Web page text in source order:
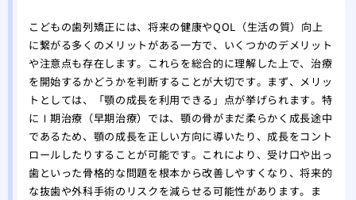
こどもの歯列矯正には、将来の健康やQOL（生活の質）向上
に繋がる多くのメリットがある一方で、いくつかのデメリット
や注意点も存在します。これらを総合的に理解した上で、治療
を開始するかどうかを判断することが大切です。まず、メリッ
トとしては、「顎の成長を利用できる」点が挙げられます。特
にⅠ期治療（早期治療）では、顎の骨がまだ柔らかく成長途中
であるため、顎の成長を正しい方向に導いたり、成長をコント
ロールしたりすることが可能です。これにより、受け口や出っ
歯といった骨格的な問題を根本から改善しやすくなり、将来的
な抜歯や外科手術のリスクを減らせる可能性があります。ま